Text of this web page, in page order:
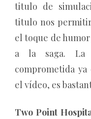
titulo de
titulo nos
el toque de
a la saga. La
comprometida
el vídeo, es
Two Point